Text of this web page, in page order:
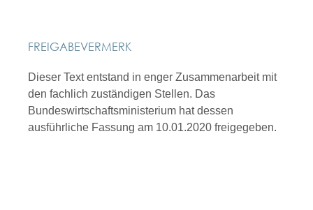
FREIGABEVERMERK
Dieser Text entstand in enger Zusammenarbeit mit
den fachlich zuständigen Stellen. Das
Bundeswirtschaftsministerium hat dessen
ausführliche Fassung am 10.01.2020 freigegeben.